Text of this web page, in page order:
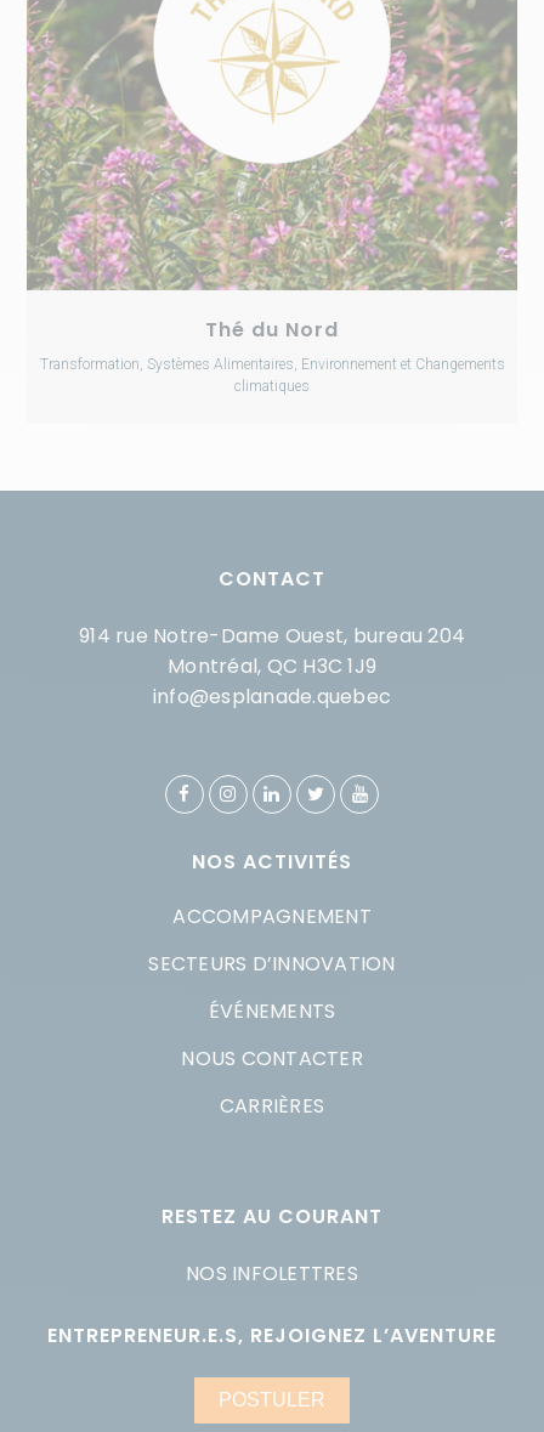
Thé du Nord
Transformation, Systèmes Alimentaires, Environnement et Changements
climatiques
CONTACT
914 rue Notre-Dame Ouest, bureau 204
Montréal, QC H3C 1J9
info@esplanade.quebec
NOS ACTIVITÉS
ACCOMPAGNEMENT
SECTEURS D’INNOVATION
ÉVÉNEMENTS
NOUS CONTACTER
CARRIÈRES
RESTEZ AU COURANT
NOS INFOLETTRES
ENTREPRENEUR.E.S, REJOIGNEZ L’AVENTURE
POSTULER